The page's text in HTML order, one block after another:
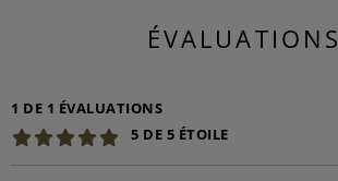
ÉVALUATIONS
1 DE 1 ÉVALUATIONS
5 DE 5 ÉTOILE